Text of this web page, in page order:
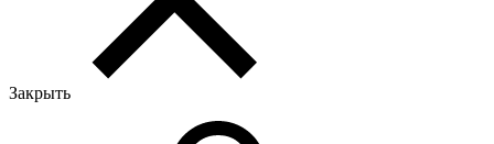
Закрыть